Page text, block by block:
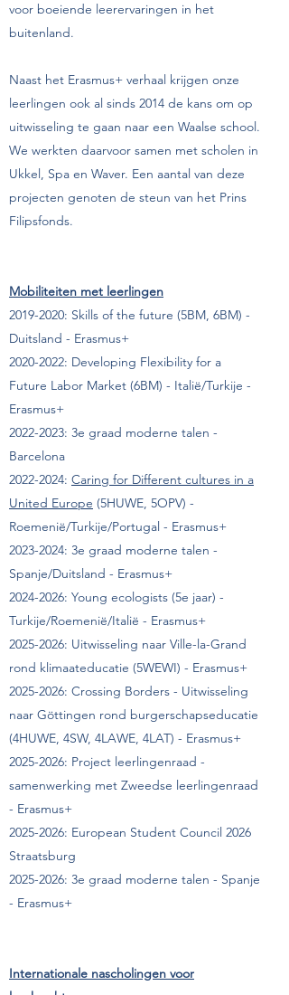
voor boeiende leerervaringen in het
buitenland.
Naast het Erasmus+ verhaal krijgen onze
leerlingen ook al sinds 2014 de kans om op
uitwisseling te gaan naar een Waalse school.
We werkten daarvoor samen met scholen in
Ukkel, Spa en Waver. Een aantal van deze
projecten genoten de steun van het Prins
Filipsfonds.
Mobiliteiten met leerlingen
2019-2020: Skills of the future (5BM, 6BM) -
Duitsland - Erasmus+
2020-2022: Developing Flexibility for a
Future Labor Market (6BM) - Italië/Turkije -
Erasmus+
2022-2023: 3e graad moderne talen -
Barcelona
2022-2024: Caring for Different cultures in a
United Europe (5HUWE, 5OPV) -
Roemenië/Turkije/Portugal - Erasmus+
2023-2024: 3e graad moderne talen -
Spanje/Duitsland - Erasmus+
2024-2026: Young ecologists (5e jaar) -
Turkije/Roemenië/Italië - Erasmus+
2025-2026: Uitwisseling naar Ville-la-Grand
rond klimaateducatie (5WEWI) - Erasmus+
2025-2026: Crossing Borders - Uitwisseling
naar Göttingen rond burgerschapseducatie
(4HUWE, 4SW, 4LAWE, 4LAT) - Erasmus+
2025-2026: Project leerlingenraad -
samenwerking met Zweedse leerlingenraad
- Erasmus+
2025-2026: European Student Council 2026
Straatsburg
2025-2026: 3e graad moderne talen - Spanje
- Erasmus+
Internationale nascholingen voor